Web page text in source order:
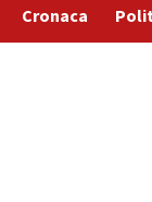
Cronaca